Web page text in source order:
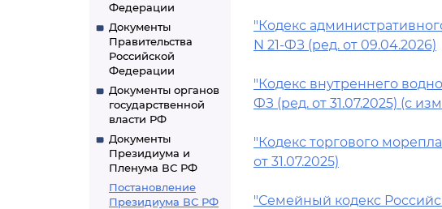
Федерации
Документы
Правительства
Российской
Федерации
Документы органов
государственной
власти РФ
Документы
Президиума и
Пленума ВС РФ
Постановление
Президиума ВС РФ
"Кодекс
N 21-ФЗ (ред. от 09.04.2026)
"Кодекс внутреннего
ФЗ (ред. от 31.07.2025) (с
"Кодекс торгового
от 31.07.2025)
"Семейный кодекс